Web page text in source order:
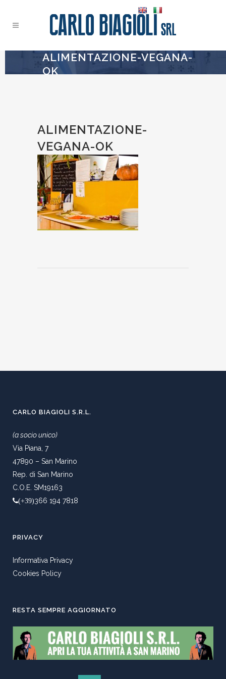
ALIMENTAZIONE-VEGANA-
OK
ALIMENTAZIONE-
VEGANA-OK
CARLO BIAGIOLI S.R.L.
(a socio unico)
Via Piana, 7
47890 – San Marino
Rep. di San Marino
C.O.E. SM19163
(+39)366 194 7818
PRIVACY
Informativa Privacy
Cookies Policy
RESTA SEMPRE AGGIORNATO